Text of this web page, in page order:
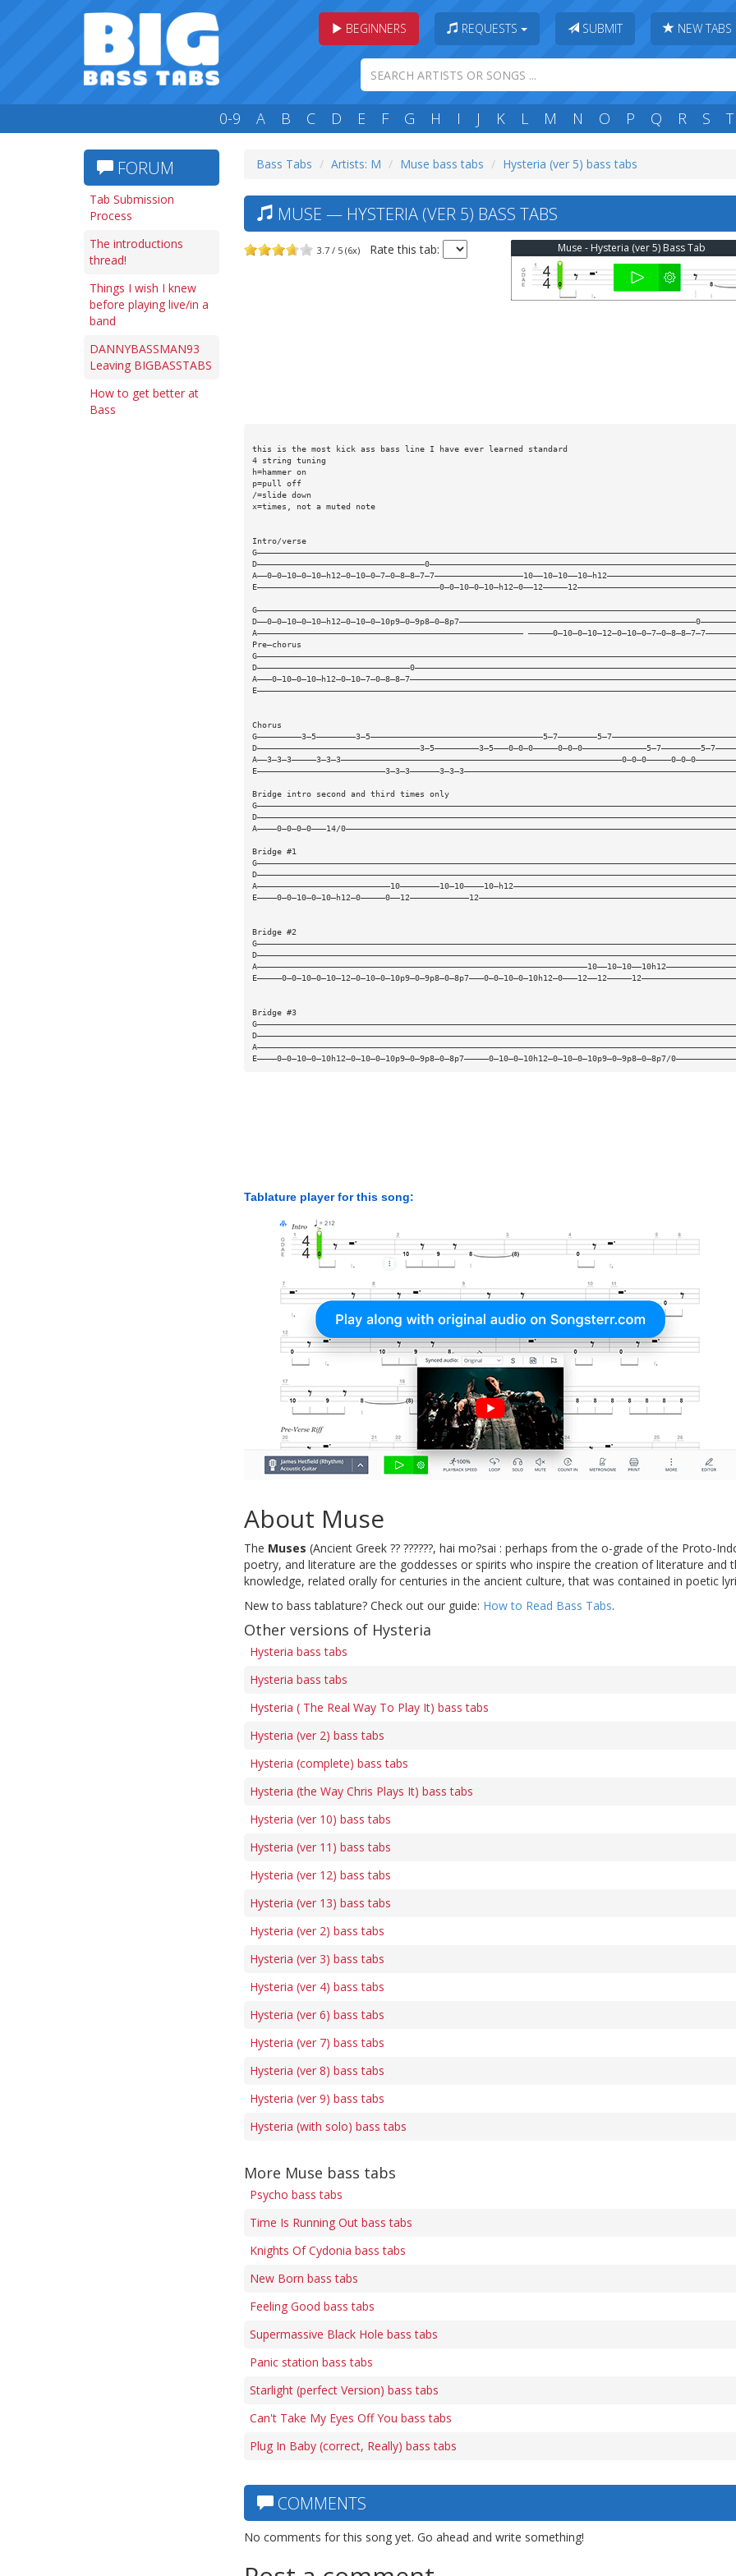
BEGINNERS REQUESTS SUBMIT NEW TABS
0-9 A B C D E F G H I J K L M N O P Q R S T
FORUM
Tab Submission
Process
The introductions
thread!
Things I wish I knew
before playing live/in a
band
DANNYBASSMAN93
Leaving BIGBASSTABS
How to get better at
Bass
Bass Tabs Artists: M Muse bass tabs Hysteria (ver 5) bass tabs
MUSE — HYSTERIA (VER 5) BASS TABS
3.7 / 5 (6x) Rate this tab: Muse - Hysteria (ver 5) Bass Tab
this is the most kick ass bass line I have ever learned standard
4 string tuning
h=hammer on
p=pull off
/=slide down
x=times, not a muted note
Intro/verse
A——————————————————————————————————————————————————————
Pre—chorus
Chorus
Bridge intro second and third times only
A————0—0—0—0———14/
Bridge #1
Bridge #2
Bridge #3
E————0—0—10—0—10h12—0—10—0—10p9—0—9p8—0—8p7—————0—10—0—10h12—0—10—0—10p9—0—9p8—0—8p7/
Tablature player for this song:
About Muse
The Muses (Ancient Greek ?? ??????, hai mo?sai : perhaps from the o-grade of the Proto-
poetry, and literature are the goddesses or spirits who inspire the creation of literature and
knowledge, related orally for centuries in the ancient culture, that was contained in poetic
New to bass tablature? Check out our guide: How to Read Bass Tabs.
Other versions of Hysteria
Hysteria bass tabs
Hysteria bass tabs
Hysteria ( The Real Way To Play It) bass tabs
Hysteria (ver 2) bass tabs
Hysteria (complete) bass tabs
Hysteria (the Way Chris Plays It) bass tabs
Hysteria (ver 10) bass tabs
Hysteria (ver 11) bass tabs
Hysteria (ver 12) bass tabs
Hysteria (ver 13) bass tabs
Hysteria (ver 2) bass tabs
Hysteria (ver 3) bass tabs
Hysteria (ver 4) bass tabs
Hysteria (ver 6) bass tabs
Hysteria (ver 7) bass tabs
Hysteria (ver 8) bass tabs
Hysteria (ver 9) bass tabs
Hysteria (with solo) bass tabs
More Muse bass tabs
Psycho bass tabs
Time Is Running Out bass tabs
Knights Of Cydonia bass tabs
New Born bass tabs
Feeling Good bass tabs
Supermassive Black Hole bass tabs
Panic station bass tabs
Starlight (perfect Version) bass tabs
Can't Take My Eyes Off You bass tabs
Plug In Baby (correct, Really) bass tabs
COMMENTS
No comments for this song yet. Go ahead and write something!